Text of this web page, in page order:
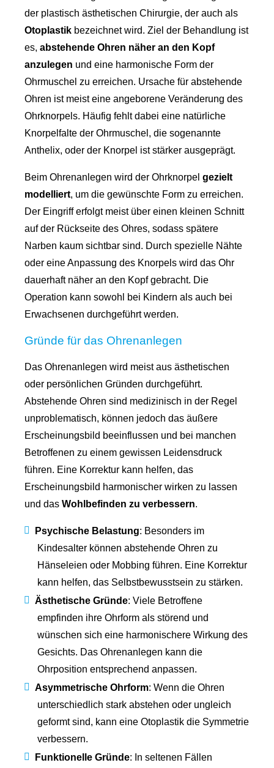
der plastisch ästhetischen Chirurgie, der auch als
Otoplastik bezeichnet wird. Ziel der Behandlung ist
es, abstehende Ohren näher an den Kopf
anzulegen und eine harmonische Form der
Ohrmuschel zu erreichen. Ursache für abstehende
Ohren ist meist eine angeborene Veränderung des
Ohrknorpels. Häufig fehlt dabei eine natürliche
Knorpelfalte der Ohrmuschel, die sogenannte
Anthelix, oder der Knorpel ist stärker ausgeprägt.
Beim Ohrenanlegen wird der Ohrknorpel gezielt
modelliert, um die gewünschte Form zu erreichen.
Der Eingriff erfolgt meist über einen kleinen Schnitt
auf der Rückseite des Ohres, sodass spätere
Narben kaum sichtbar sind. Durch spezielle Nähte
oder eine Anpassung des Knorpels wird das Ohr
dauerhaft näher an den Kopf gebracht. Die
Operation kann sowohl bei Kindern als auch bei
Erwachsenen durchgeführt werden.
Gründe für das Ohrenanlegen
Das Ohrenanlegen wird meist aus ästhetischen
oder persönlichen Gründen durchgeführt.
Abstehende Ohren sind medizinisch in der Regel
unproblematisch, können jedoch das äußere
Erscheinungsbild beeinflussen und bei manchen
Betroffenen zu einem gewissen Leidensdruck
führen. Eine Korrektur kann helfen, das
Erscheinungsbild harmonischer wirken zu lassen
und das Wohlbefinden zu verbessern.
Psychische Belastung: Besonders im
Kindesalter können abstehende Ohren zu
Hänseleien oder Mobbing führen. Eine Korrektur
kann helfen, das Selbstbewusstsein zu stärken.
Ästhetische Gründe: Viele Betroffene
empfinden ihre Ohrform als störend und
wünschen sich eine harmonischere Wirkung des
Gesichts. Das Ohrenanlegen kann die
Ohrposition entsprechend anpassen.
Asymmetrische Ohrform: Wenn die Ohren
unterschiedlich stark abstehen oder ungleich
geformt sind, kann eine Otoplastik die Symmetrie
verbessern.
Funktionelle Gründe: In seltenen Fällen